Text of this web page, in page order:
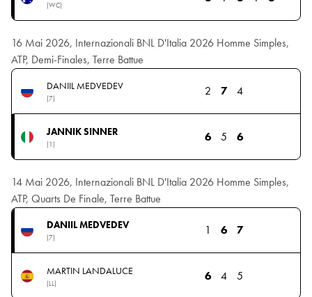
(WC)
16 Mai 2026, Internazionali BNL D'Italia 2026 Homme Simples,
ATP, Demi-Finales, Terre Battue
DANIIL MEDVEDEV
(7)
2 7 4
JANNIK SINNER
(1)
6 5 6
14 Mai 2026, Internazionali BNL D'Italia 2026 Homme Simples,
ATP, Quarts De Finale, Terre Battue
DANIIL MEDVEDEV
(7)
1 6 7
MARTIN LANDALUCE
(LL)
6 4 5